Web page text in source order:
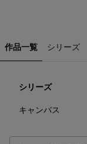
作品一覧 シリーズ
シリーズ
キャンバス